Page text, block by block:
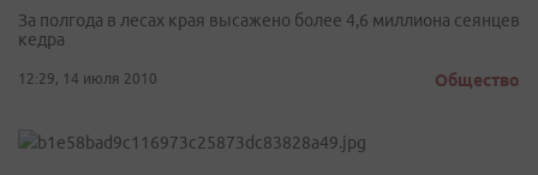
За полгода в лесах края высажено более 4,6 миллиона сеянцев
кедра
12:29, 14 июля 2010 Общество